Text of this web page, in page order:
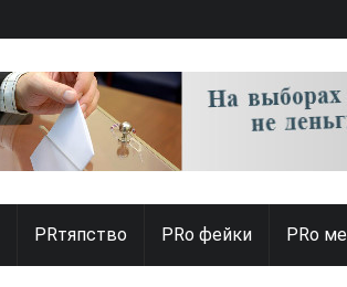
PRтяпство PRo фейки PRo